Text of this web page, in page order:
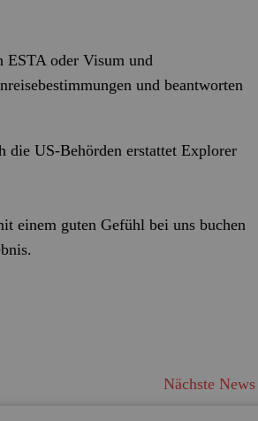
ESTA oder Visum und
und beantworten
US‑Behörden erstattet Explorer
einem guten Gefühl bei uns buchen
Nächste News